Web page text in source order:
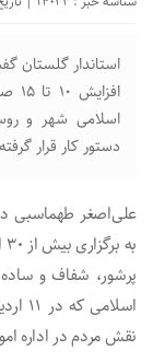
اسلامی شهر و
دستور کار قرار
علی‌اصغر طهماسبی
پرشور، شفاف و ساده
نقش مردم در اداره